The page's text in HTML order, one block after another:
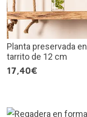
Planta preservada en
tarrito de 12 cm
17,40€